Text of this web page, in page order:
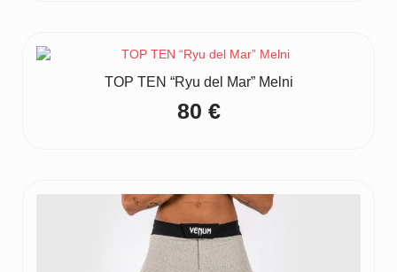
TOP TEN “Ryu del Mar” Melni
80 €